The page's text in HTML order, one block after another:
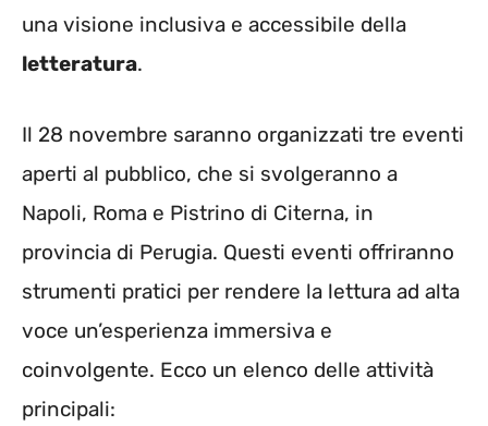
una visione inclusiva e accessibile della
letteratura.
Il 28 novembre saranno organizzati tre eventi
aperti al pubblico, che si svolgeranno a
Napoli, Roma e Pistrino di Citerna, in
provincia di Perugia. Questi eventi offriranno
strumenti pratici per rendere la lettura ad alta
voce un’esperienza immersiva e
coinvolgente. Ecco un elenco delle attività
principali: